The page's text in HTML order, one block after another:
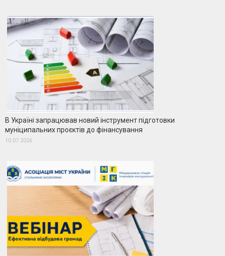
В Україні запрацював новий інструмент підготовки
муніципальних проєктів до фінансування
10.07.2026